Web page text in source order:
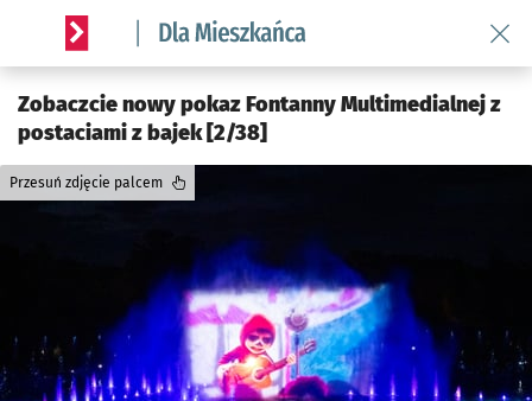
Serwis informacyjny wroclaw.pl podserwis: Dla mieszkańca
Zobaczcie nowy pokaz Fontanny Multimedialnej z
postaciami z bajek [2/38]
Przesuń zdjęcie palcem